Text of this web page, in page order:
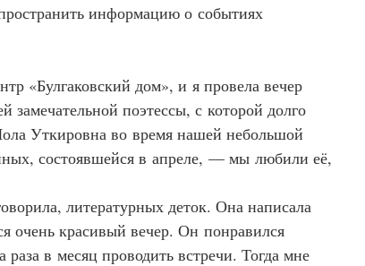
информацию о событиях
дом», и я провела вечер
поэтессы, с которой долго
Уткировна во время нашей небольшой
состоявшейся в апреле, — мы любили её,
литературных деток. Она написала
очень красивый вечер. Он понравился
раза в месяц проводить встречи. Тогда мне